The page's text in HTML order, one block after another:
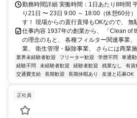
勤務時間詳細 実働時間：1日あたり8時間
り21日 〜 23日 9:00 ～ 18:00（休憩60分
す！ 現場からの直行直帰もOKなので、 無
仕事内容 1937年の創業から、 「Clean of
の理念のもと、 各種フィルター関連事業
業、 衛生管理・駆除事業、 さらには商業
業界未経験者歓迎 フリーター歓迎 学歴不問 車通
経験不問
未経験者歓迎 経験者歓迎 残業なし 有資
交通費支給
長期歓迎 長期休暇あり 友達と応募OK
正社員